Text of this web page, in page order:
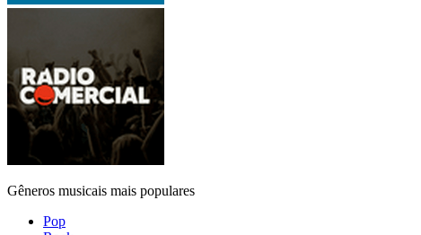
Gêneros musicais mais populares
Pop